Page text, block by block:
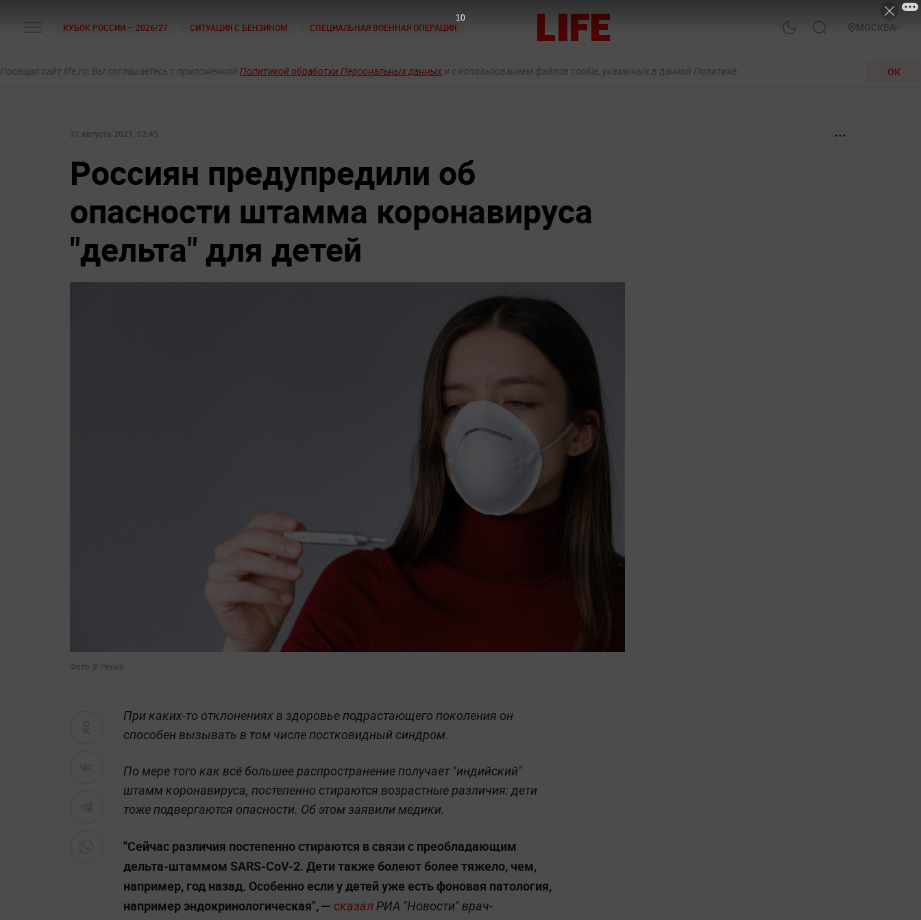
КУБОК РОССИИ — 2026/27 СИТУАЦИЯ С БЕНЗИНОМ СПЕЦИАЛЬНАЯ ВОЕННАЯ ОПЕРАЦИЯ МОСКВА
Посещая сайт life.ru, Вы соглашаетесь с приложенной Политикой обработки Персональных данных и с использованием файлов cookie, указанных в данной Политике. ОК
31 августа 2021, 02:45
Россиян предупредили об
опасности штамма коронавируса
"дельта" для детей
Фото © Pexels
При каких-то отклонениях в здоровье подрастающего поколения он
способен вызывать в том числе постковидный синдром.
По мере того как всё большее распространение получает "индийский"
штамм коронавируса, постепенно стираются возрастные различия: дети
тоже подвергаются опасности. Об этом заявили медики.
"Сейчас различия постепенно стираются в связи с преобладающим
дельта-штаммом SARS-CoV-2. Дети также болеют более тяжело, чем,
например, год назад. Особенно если у детей уже есть фоновая патология,
например эндокринологическая", — сказал РИА "Новости" врач-
9